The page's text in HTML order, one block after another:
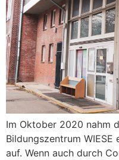
Im Oktober 2020 nahm
Bildungszentrum WIESE
auf. Wenn auch durch